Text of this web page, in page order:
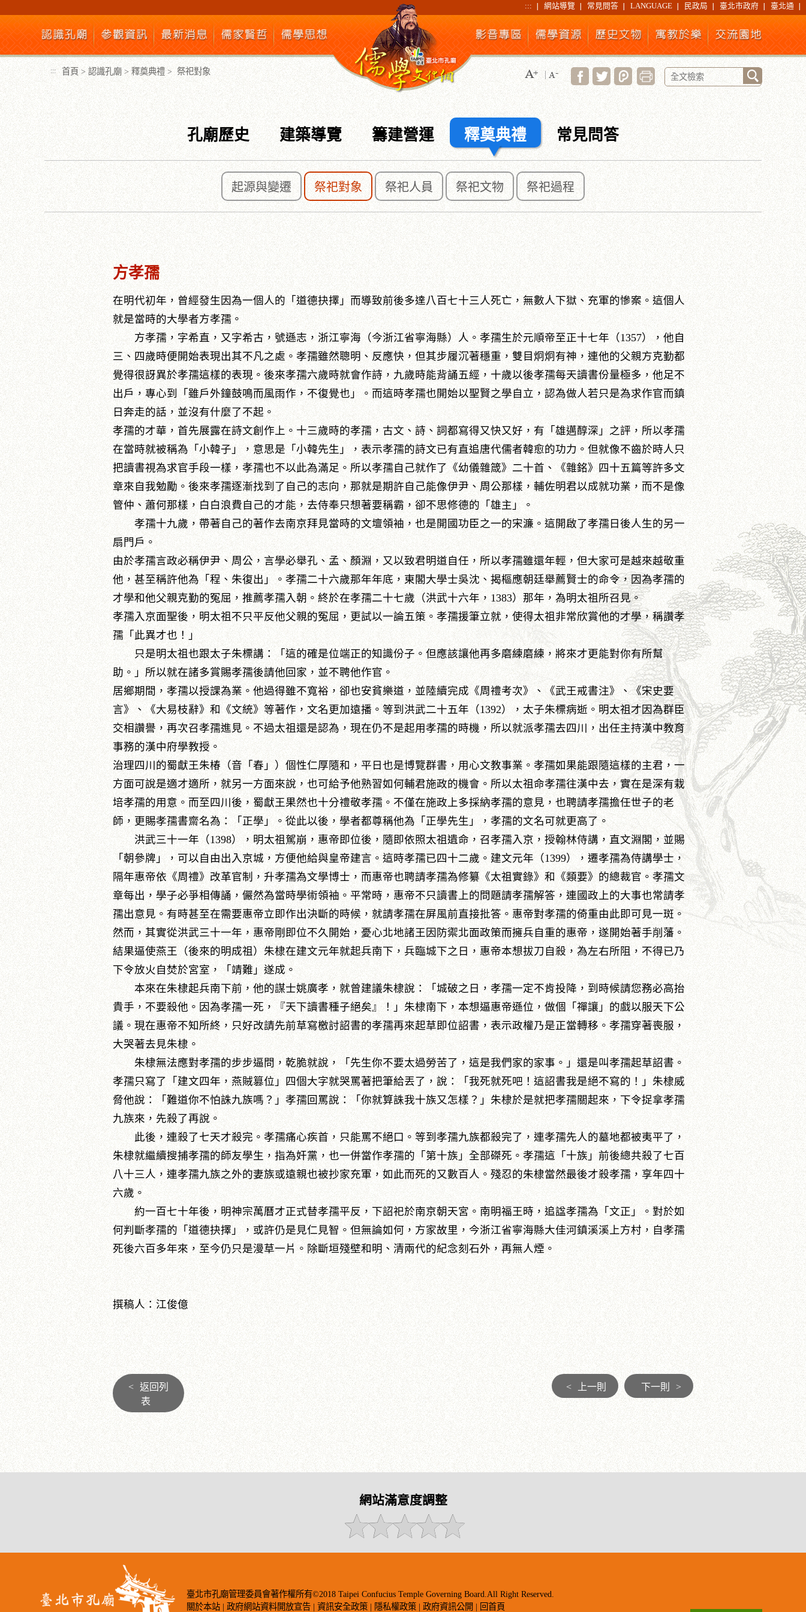
主
要
內
容
區
塊
::: 網站導覽 常見問答 LANGUAGE 民政局 臺北市政府 臺北通
::: 首頁 > 認識孔廟 > 釋奠典禮 > 祭祀對象
孔廟歷史 建築導覽 籌建營運 釋奠典禮 常見問答
起源與變遷 祭祀對象 祭祀人員 祭祀文物 祭祀過程
::: 方孝孺
在明代初年，曾經發生因為一個人的「道德抉擇」而導致前後多達八百七十三人死亡，無數人下獄、充軍的慘案。這個人
就是當時的大學者方孝孺。
方孝孺，字希直，又字希古，號遜志，浙江寧海（今浙江省寧海縣）人。孝孺生於元順帝至正十七年（1357），他自
三、四歲時便開始表現出其不凡之處。孝孺雖然聰明、反應快，但其步履沉著穩重，雙目炯炯有神，連他的父親方克勤都
覺得很訝異於孝孺這樣的表現。後來孝孺六歲時就會作詩，九歲時能背誦五經，十歲以後孝孺每天讀書份量極多，他足不
出戶，專心到「雖戶外鐘鼓鳴而風雨作，不復覺也」。而這時孝孺也開始以聖賢之學自立，認為做人若只是為求作官而鎮
日奔走的話，並沒有什麼了不起。
孝孺的才華，首先展露在詩文創作上。十三歲時的孝孺，古文、詩、詞都寫得又快又好，有「雄邁醇深」之評，所以孝孺
在當時就被稱為「小韓子」，意思是「小韓先生」，表示孝孺的詩文已有直追唐代儒者韓愈的功力。但就像不齒於時人只
把讀書視為求官手段一樣，孝孺也不以此為滿足。所以孝孺自己就作了《幼儀雜箴》二十首、《雜銘》四十五篇等許多文
章來自我勉勵。後來孝孺逐漸找到了自己的志向，那就是期許自己能像伊尹、周公那樣，輔佐明君以成就功業，而不是像
管仲、蕭何那樣，白白浪費自己的才能，去侍奉只想著要稱霸，卻不思修德的「雄主」。
孝孺十九歲，帶著自己的著作去南京拜見當時的文壇領袖，也是開國功臣之一的宋濂。這開啟了孝孺日後人生的另一
扇門戶。
由於孝孺言政必稱伊尹、周公，言學必舉孔、孟、顏淵，又以致君明道自任，所以孝孺雖還年輕，但大家可是越來越敬重
他，甚至稱許他為「程、朱復出」。孝孺二十六歲那年年底，東閣大學士吳沈、揭樞應朝廷舉薦賢士的命令，因為孝孺的
才學和他父親克勤的冤屈，推薦孝孺入朝。終於在孝孺二十七歲（洪武十六年，1383）那年，為明太祖所召見。
孝孺入京面聖後，明太祖不只平反他父親的冤屈，更試以一論五策。孝孺援筆立就，使得太祖非常欣賞他的才學，稱讚孝
孺「此異才也！」
只是明太祖也跟太子朱標講：「這的確是位端正的知識份子。但應該讓他再多磨練磨練，將來才更能對你有所幫
助。」所以就在諸多賞賜孝孺後請他回家，並不聘他作官。
居鄉期間，孝孺以授課為業。他過得雖不寬裕，卻也安貧樂道，並陸續完成《周禮考次》、《武王戒書注》、《宋史要
言》、《大易枝辭》和《文統》等著作，文名更加遠播。等到洪武二十五年（1392），太子朱標病逝。明太祖才因為群臣
交相讚譽，再次召孝孺進見。不過太祖還是認為，現在仍不是起用孝孺的時機，所以就派孝孺去四川，出任主持漢中教育
事務的漢中府學教授。
治理四川的蜀獻王朱椿（音「春」）個性仁厚隨和，平日也是博覽群書，用心文教事業。孝孺如果能跟隨這樣的主君，一
方面可說是適才適所，就另一方面來說，也可給予他熟習如何輔君施政的機會。所以太祖命孝孺往漢中去，實在是深有栽
培孝孺的用意。而至四川後，蜀獻王果然也十分禮敬孝孺。不僅在施政上多採納孝孺的意見，也聘請孝孺擔任世子的老
師，更賜孝孺書齋名為：「正學」。從此以後，學者都尊稱他為「正學先生」，孝孺的文名可就更高了。
洪武三十一年（1398），明太祖駕崩，惠帝即位後，隨即依照太祖遺命，召孝孺入京，授翰林侍講，直文淵閣，並賜
「朝參牌」，可以自由出入京城，方便他給與皇帝建言。這時孝孺已四十二歲。建文元年（1399），遷孝孺為侍講學士，
隔年惠帝依《周禮》改革官制，升孝孺為文學博士，而惠帝也聘請孝孺為修纂《太祖實錄》和《類要》的總裁官。孝孺文
章每出，學子必爭相傳誦，儼然為當時學術領袖。平常時，惠帝不只讀書上的問題請孝孺解答，連國政上的大事也常請孝
孺出意見。有時甚至在需要惠帝立即作出決斷的時候，就請孝孺在屏風前直接批答。惠帝對孝孺的倚重由此即可見一斑。
然而，其實從洪武三十一年，惠帝剛即位不久開始，憂心北地諸王因防禦北面政策而擁兵自重的惠帝，遂開始著手削藩。
結果逼使燕王（後來的明成祖）朱棣在建文元年就起兵南下，兵臨城下之日，惠帝本想拔刀自殺，為左右所阻，不得已乃
下令放火自焚於宮室，「靖難」遂成。
本來在朱棣起兵南下前，他的謀士姚廣孝，就曾建議朱棣說：「城破之日，孝孺一定不肯投降，到時候請您務必高抬
貴手，不要殺他。因為孝孺一死，『天下讀書種子絕矣』！」朱棣南下，本想逼惠帝遜位，做個「禪讓」的戲以服天下公
議。現在惠帝不知所終，只好改請先前草寫檄討詔書的孝孺再來起草即位詔書，表示政權乃是正當轉移。孝孺穿著喪服，
大哭著去見朱棣。
朱棣無法應對孝孺的步步逼問，乾脆就說，「先生你不要太過勞苦了，這是我們家的家事。」還是叫孝孺起草詔書。
孝孺只寫了「建文四年，燕賊篡位」四個大字就哭罵著把筆給丟了，說：「我死就死吧！這詔書我是絕不寫的！」朱棣威
脅他說：「難道你不怕誅九族嗎？」孝孺回罵說：「你就算誅我十族又怎樣？」朱棣於是就把孝孺關起來，下令捉拿孝孺
九族來，先殺了再說。
此後，連殺了七天才殺完。孝孺痛心疾首，只能罵不絕口。等到孝孺九族都殺完了，連孝孺先人的墓地都被夷平了，
朱棣就繼續搜捕孝孺的師友學生，指為奸黨，也一併當作孝孺的「第十族」全部磔死。孝孺這「十族」前後總共殺了七百
八十三人，連孝孺九族之外的妻族或遠親也被抄家充軍，如此而死的又數百人。殘忍的朱棣當然最後才殺孝孺，享年四十
六歲。
約一百七十年後，明神宗萬曆才正式替孝孺平反，下詔祀於南京朝天宮。南明福王時，追諡孝孺為「文正」。對於如
何判斷孝孺的「道德抉擇」，或許仍是見仁見智。但無論如何，方家故里，今浙江省寧海縣大佳河鎮溪溪上方村，自孝孺
死後六百多年來，至今仍只是漫草一片。除斷垣殘壁和明、清兩代的紀念刻石外，再無人煙。
撰稿人：江俊億
< 返回列
表
< 上一則 下一則 >
網站滿意度調整
臺北市孔廟管理委員會著作權所有©2018 Taipei Confucius Temple Governing Board.All Right Reserved.
關於本站 | 政府網站資料開放宣告 |資訊安全政策 | 隱私權政策 | 政府資訊公開 | 回首頁